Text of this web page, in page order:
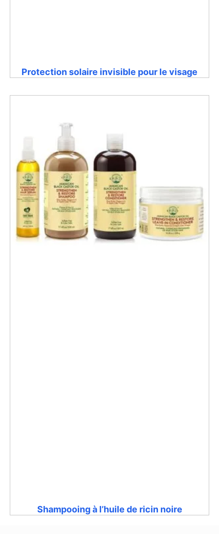
Protection solaire invisible pour le visage
Shampooing à l’huile de ricin noire